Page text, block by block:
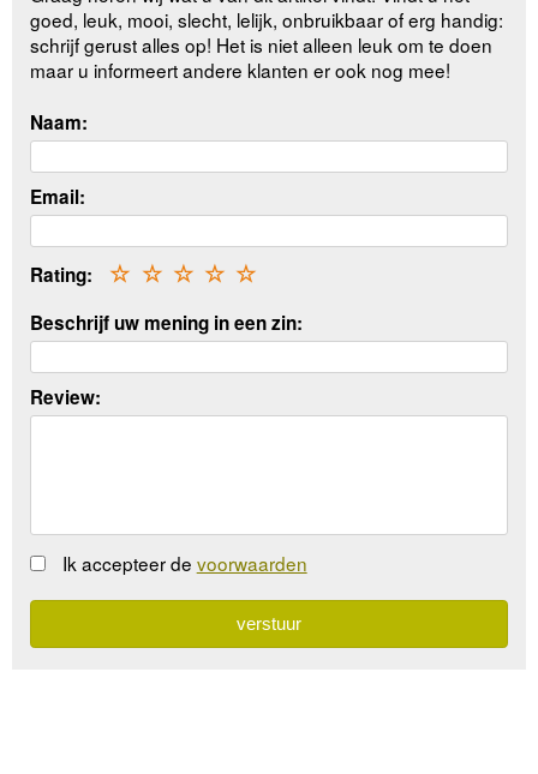
goed, leuk, mooi, slecht, lelijk, onbruikbaar of erg handig:
schrijf gerust alles op! Het is niet alleen leuk om te doen
maar u informeert andere klanten er ook nog mee!
Naam:
Email:
Rating: ☆
☆
☆
☆
☆
Beschrijf uw mening in een zin:
Review:
Ik accepteer de voorwaarden